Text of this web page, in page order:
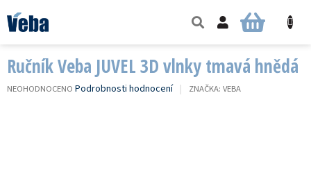
na
obsah
NÁKUPNÍ
Ručník Veba JUVEL 3D vlnky tmavá hnědá
PRŮMĚRNÉ
NEOHODNOCENO Podrobnosti hodnocení ZNAČKA: VEBA